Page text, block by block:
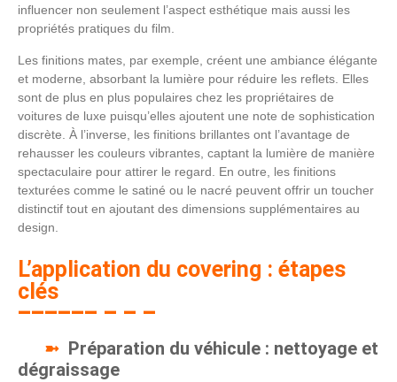
influencer non seulement l’aspect esthétique mais aussi les
propriétés pratiques du film.
Les finitions mates, par exemple, créent une ambiance élégante
et moderne, absorbant la lumière pour réduire les reflets. Elles
sont de plus en plus populaires chez les propriétaires de
voitures de luxe puisqu’elles ajoutent une note de sophistication
discrète. À l’inverse, les finitions brillantes ont l’avantage de
rehausser les couleurs vibrantes, captant la lumière de manière
spectaculaire pour attirer le regard. En outre, les finitions
texturées comme le satiné ou le nacré peuvent offrir un toucher
distinctif tout en ajoutant des dimensions supplémentaires au
design.
L’application du covering : étapes
clés
Préparation du véhicule : nettoyage et
dégraissage